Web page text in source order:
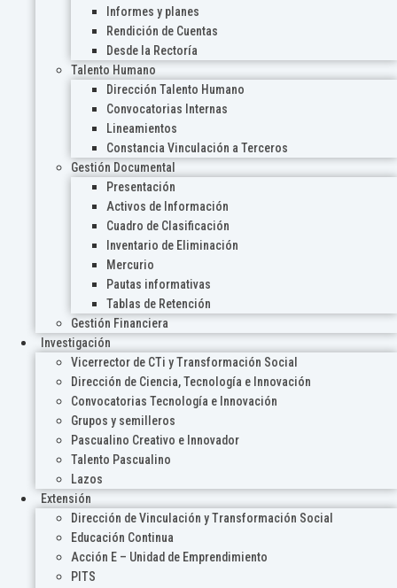
Informes y planes
Rendición de Cuentas
Desde la Rectoría
Talento Humano
Dirección Talento Humano
Convocatorias Internas
Lineamientos
Constancia Vinculación a Terceros
Gestión Documental
Presentación
Activos de Información
Cuadro de Clasificación
Inventario de Eliminación
Mercurio
Pautas informativas
Tablas de Retención
Gestión Financiera
Investigación
Vicerrector de CTi y Transformación Social
Dirección de Ciencia, Tecnología e Innovación
Convocatorias Tecnología e Innovación
Grupos y semilleros
Pascualino Creativo e Innovador
Talento Pascualino
Lazos
Extensión
Dirección de Vinculación y Transformación Social
Educación Continua
Acción E – Unidad de Emprendimiento
PITS